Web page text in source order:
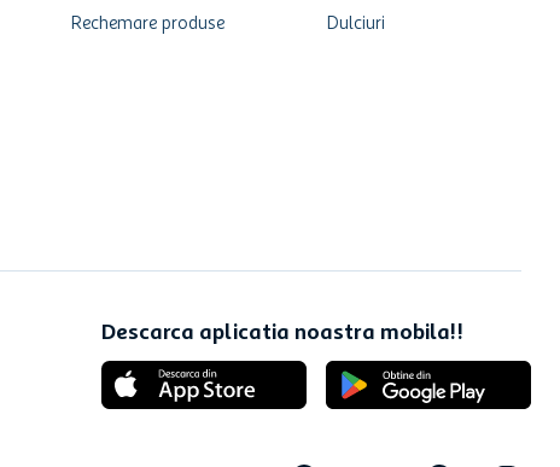
Rechemare produse Dulciuri
Descarca aplicatia noastra mobila!!